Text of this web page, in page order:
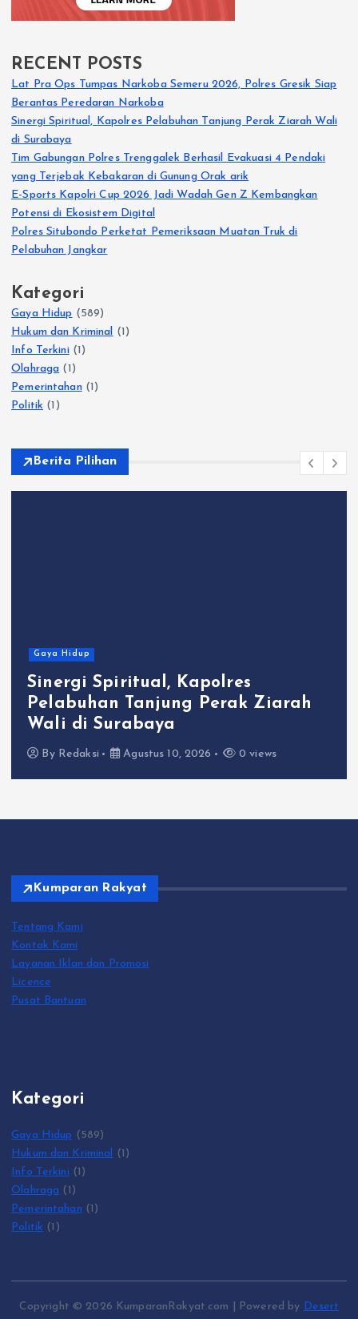
RECENT POSTS
Lat Pra Ops Tumpas Narkoba Semeru 2026, Polres Gresik Siap
Berantas Peredaran Narkoba
Sinergi Spiritual, Kapolres Pelabuhan Tanjung Perak Ziarah Wali
di Surabaya
Tim Gabungan Polres Trenggalek Berhasil Evakuasi 4 Pendaki
yang Terjebak Kebakaran di Gunung Orak arik
E-Sports Kapolri Cup 2026 Jadi Wadah Gen Z Kembangkan
Potensi di Ekosistem Digital
Polres Situbondo Perketat Pemeriksaan Muatan Truk di
Pelabuhan Jangkar
Kategori
Gaya Hidup (589)
Hukum dan Kriminal (1)
Info Terkini(1)
Olahraga (1)
Pemerintahan(1)
Politik (1)
Berita Pilihan
Gaya Hidup
Sinergi Spiritual, Kapolres
Pelabuhan Tanjung Perak Ziarah
Wali di Surabaya
By Redaksi Agustus 10, 2026 0 views
Kumparan Rakyat
Tentang Kami
Kontak Kami
Layanan Iklan dan Promosi
Licence
Pusat Bantuan
Kategori
Gaya Hidup (589)
Hukum dan Kriminal
(1)
Info Terkini (1)
Olahraga (1)
Pemerintahan (1)
Politik (1)
Copyright © 2026 KumparanRakyat.com | Powered by Desert